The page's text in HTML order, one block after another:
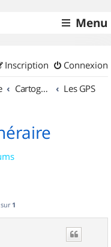
Menu
Connexion
Inscription
Cartographie et GPS Les GPS
sur 1